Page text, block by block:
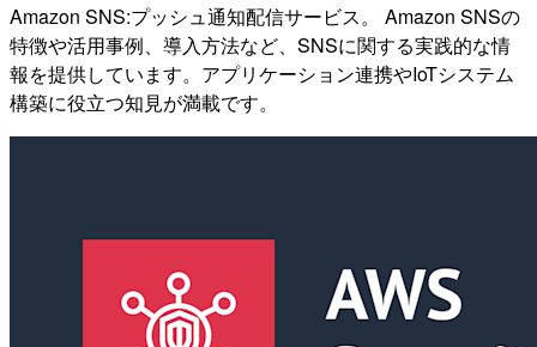
Amazon SNS:プッシュ通知配信サービス。 Amazon SNSの
特徴や活用事例、導入方法など、SNSに関する実践的な情
報を提供しています。アプリケーション連携やIoTシステム
構築に役立つ知見が満載です。